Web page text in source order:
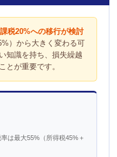
税20%への移行が検討
）から大きく変わる可
知識を持ち、損失繰越
とが重要です。
は最大55%（所得税45%＋